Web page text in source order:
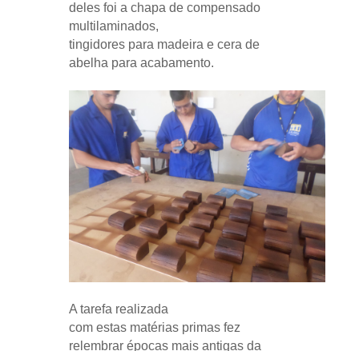
deles foi a chapa de compensado
multilaminados,
tingidores para madeira e cera de
abelha para acabamento.
A tarefa realizada
com estas matérias primas fez
relembrar épocas mais antigas da